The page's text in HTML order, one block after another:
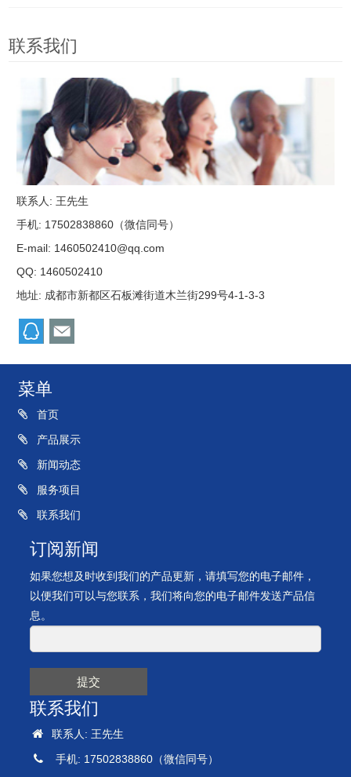
联系我们
联系人: 王先生
手机: 17502838860（微信同号）
E-mail: 1460502410@qq.com
QQ: 1460502410
地址: 成都市新都区石板滩街道木兰街299号4-1-3-3
菜单
首页
产品展示
新闻动态
服务项目
联系我们
订阅新闻
如果您想及时收到我们的产品更新，请填写您的电子邮件，
以便我们可以与您联系，我们将向您的电子邮件发送产品信
息。
提交
联系我们
联系人: 王先生
手机: 17502838860（微信同号）